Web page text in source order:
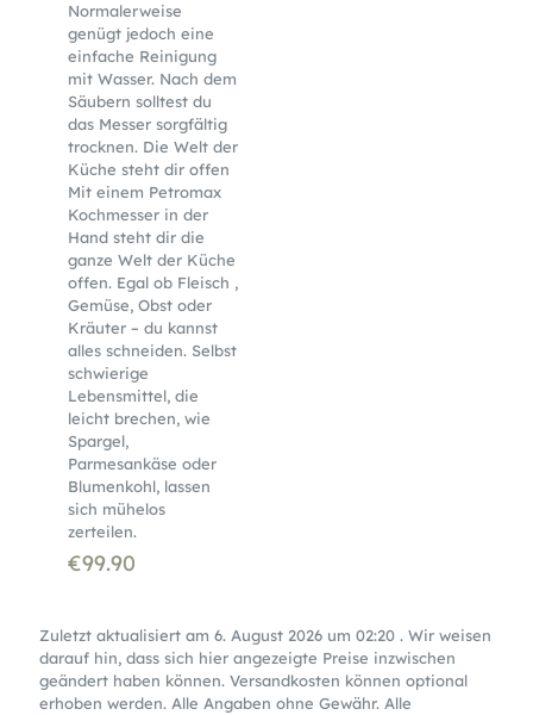
Normalerweise
genügt jedoch eine
einfache Reinigung
mit Wasser. Nach dem
Säubern solltest du
das Messer sorgfältig
trocknen. Die Welt der
Küche steht dir offen
Mit einem Petromax
Kochmesser in der
Hand steht dir die
ganze Welt der Küche
offen. Egal ob Fleisch ,
Gemüse, Obst oder
Kräuter – du kannst
alles schneiden. Selbst
schwierige
Lebensmittel, die
leicht brechen, wie
Spargel,
Parmesankäse oder
Blumenkohl, lassen
sich mühelos
zerteilen.
€99.90
Zuletzt aktualisiert am 6. August 2026 um 02:20 . Wir weisen
darauf hin, dass sich hier angezeigte Preise inzwischen
geändert haben können. Versandkosten können optional
erhoben werden. Alle Angaben ohne Gewähr. Alle